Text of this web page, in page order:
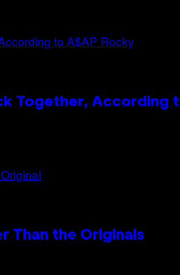
Together, According
Than the Originals